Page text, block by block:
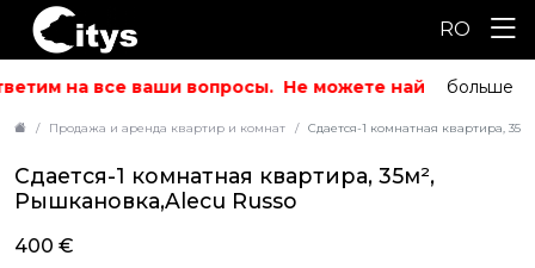
RO
на все ваши вопросы. Не можете найти то, что
больше
Продажа и аренда квартир и комнат Сдается-1 комнатная квартира,
Сдается-1 комнатная квартира, 35м²,
Рышкановка,Alecu Russo
400 €